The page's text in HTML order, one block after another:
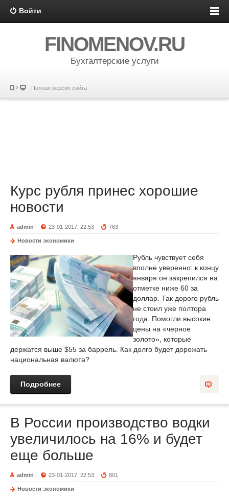
Войти
FINOMENOV.RU
Бухгалтерские услуги
Полная версия сайта
Курс рубля принес хорошие
новости
admin 23-01-2017, 22:53 763
Новости экономики
Рубль чувствует себя
вполне уверенно: к концу
января он закрепился на
отметке ниже 60 за
доллар. Так дорого рубль
не стоил уже полтора
года. Помогли высокие
цены на «черное
золото», которые
держатся выше $55 за баррель. Как долго будет дорожать
национальная валюта?
Подробнее
В России производство водки
увеличилось на 16% и будет
еще больше
admin 23-01-2017, 22:53 801
Новости экономики